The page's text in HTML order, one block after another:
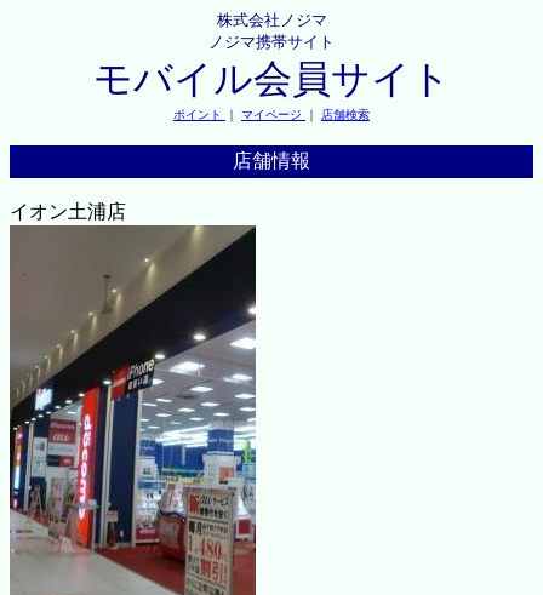
株式会社ノジマ
ノジマ携帯サイト
モバイル会員サイト
ポイント ｜ マイページ ｜ 店舗検索
店舗情報
イオン土浦店